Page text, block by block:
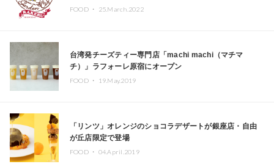
FOOD ・ 25.March.2022
台湾発チーズティー専門店「machi machi（マチマ
チ）」ラフォーレ原宿にオープン
FOOD ・ 19.May.2019
「リンツ」オレンジのショコラデザートが銀座店・自由
が丘店限定で登場
FOOD ・ 04.April.2019